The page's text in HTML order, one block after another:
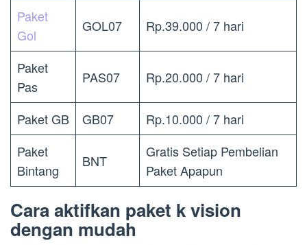
Paket
Gol
GOL07 Rp.39.000 / 7 hari
Paket
Pas
PAS07 Rp.20.000 / 7 hari
Paket GB GB07
Rp.10.000 / 7 hari
Paket
Bintang
BNT
Gratis Setiap Pembelian
Paket Apapun
Cara aktifkan paket k vision
dengan mudah